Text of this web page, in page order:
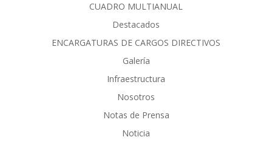
CUADRO MULTIANUAL
Destacados
ENCARGATURAS DE CARGOS DIRECTIVOS
Galería
Infraestructura
Nosotros
Notas de Prensa
Noticia